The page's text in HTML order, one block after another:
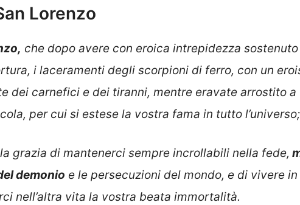
Lorenzo
che dopo avere con eroica intrepidezza
i laceramenti degli scorpioni di ferro, con un
dei carnefici e dei tiranni, mentre eravate arrostito a
per cui si estese la vostra fama in tutto l’universo;
grazia di mantenerci sempre incrollabili nella fede,
demonio e le persecuzioni del mondo, e di vivere
nell’altra vita la vostra beata immortalità.